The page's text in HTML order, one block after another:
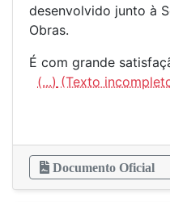
desenvolvido junto à
Obras.
É com grande
(...)
Documento Oficial